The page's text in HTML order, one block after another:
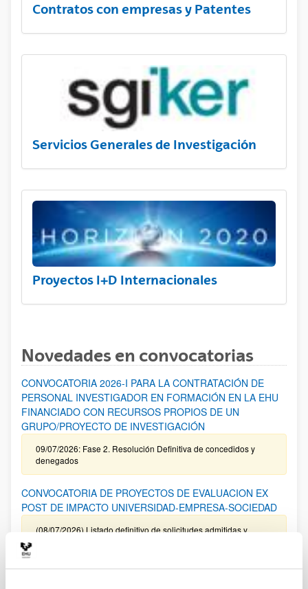
Contratos con empresas y Patentes
Servicios Generales de Investigación
Proyectos I+D Internacionales
Novedades en convocatorias
CONVOCATORIA 2026-I PARA LA CONTRATACIÓN DE
PERSONAL INVESTIGADOR EN FORMACIÓN EN LA EHU
FINANCIADO CON RECURSOS PROPIOS DE UN
GRUPO/PROYECTO DE INVESTIGACIÓN
09/07/2026: Fase 2. Resolución Definitiva de concedidos y
denegados
CONVOCATORIA DE PROYECTOS DE EVALUACION EX
POST DE IMPACTO UNIVERSIDAD-EMPRESA-SOCIEDAD
(08/07/2026) Listado definitivo de solicitudes admitidas y
ROSA MARIA VIVAR FUNDAZIOA First Global Call for